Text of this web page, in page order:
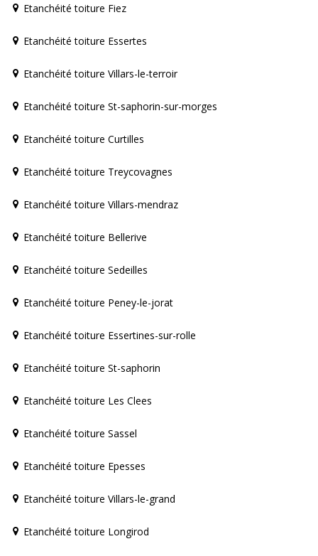
Etanchéité toiture Fiez
Etanchéité toiture Essertes
Etanchéité toiture Villars-le-terroir
Etanchéité toiture St-saphorin-sur-morges
Etanchéité toiture Curtilles
Etanchéité toiture Treycovagnes
Etanchéité toiture Villars-mendraz
Etanchéité toiture Bellerive
Etanchéité toiture Sedeilles
Etanchéité toiture Peney-le-jorat
Etanchéité toiture Essertines-sur-rolle
Etanchéité toiture St-saphorin
Etanchéité toiture Les Clees
Etanchéité toiture Sassel
Etanchéité toiture Epesses
Etanchéité toiture Villars-le-grand
Etanchéité toiture Longirod